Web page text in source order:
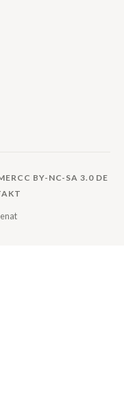
CC BY-NC-SA 3.0 DE